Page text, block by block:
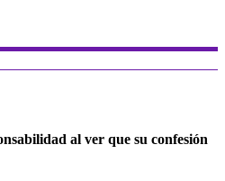
al ver que su confesión